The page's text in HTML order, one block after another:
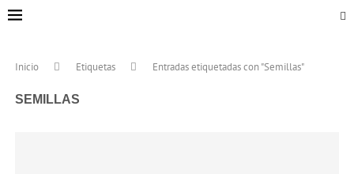
Inicio Etiquetas Entradas etiquetadas con "Semillas"
SEMILLAS